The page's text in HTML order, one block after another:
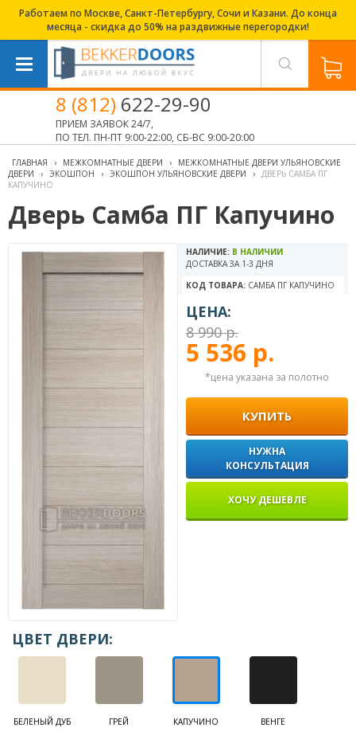
Работаем по Москве, Санкт-Петербургу, Сочи и Казани. До конца
месяца - скидка до 50% на раздвижные перегородки!
8 (812) 622-29-90
ПРИЕМ ЗАЯВОК 24/7,
ПО ТЕЛ. ПН-ПТ 9:00-22:00, СБ-ВС 9:00-20:00
ГЛАВНАЯ › МЕЖКОМНАТНЫЕ ДВЕРИ ›
МЕЖКОМНАТНЫЕ ДВЕРИ УЛЬЯНОВСКИЕ
ДВЕРИ
› ЭКОШПОН › ЭКОШПОН УЛЬЯНОВСКИЕ ДВЕРИ › ДВЕРЬ САМБА ПГ
КАПУЧИНО
Дверь Самба ПГ Капучино
НАЛИЧИЕ: В НАЛИЧИИ
ДОСТАВКА ЗА 1-3 ДНЯ
КОД ТОВАРА: САМБА ПГ КАПУЧИНО
ЦЕНА:
8 990 р.
5 536 р.
*цена указана за полотно
КУПИТЬ
НУЖНА
КОНСУЛЬТАЦИЯ
ХОЧУ ДЕШЕВЛЕ
ЦВЕТ ДВЕРИ:
БЕЛЕНЫЙ ДУБ ГРЕЙ КАПУЧИНО ВЕНГЕ